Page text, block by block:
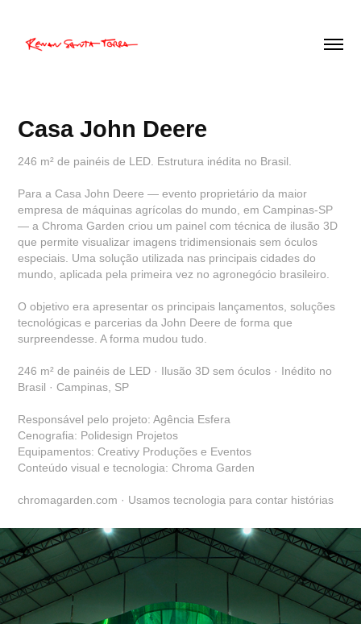
Casa John Deere
246 m² de painéis de LED. Estrutura inédita no Brasil.
Para a Casa John Deere — evento proprietário da maior
empresa de máquinas agrícolas do mundo, em Campinas-SP
— a Chroma Garden criou um painel com técnica de ilusão 3D
que permite visualizar imagens tridimensionais sem óculos
especiais. Uma solução utilizada nas principais cidades do
mundo, aplicada pela primeira vez no agronegócio brasileiro.
O objetivo era apresentar os principais lançamentos, soluções
tecnológicas e parcerias da John Deere de forma que
surpreendesse. A forma mudou tudo.
246 m² de painéis de LED · Ilusão 3D sem óculos · Inédito no
Brasil · Campinas, SP
Responsável pelo projeto: Agência Esfera
Cenografia: Polidesign Projetos
Equipamentos: Creativy Produções e Eventos
Conteúdo visual e tecnologia: Chroma Garden
chromagarden.com · Usamos tecnologia para contar histórias